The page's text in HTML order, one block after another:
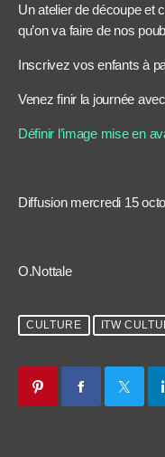
Un atelier de découpe et
qu’on va faire de nos
Inscrivez vos enfants à
Venez finir la journée
Définir l’image mise en
Diffusion mercredi 15
O.Nottale
CULTURE ITW